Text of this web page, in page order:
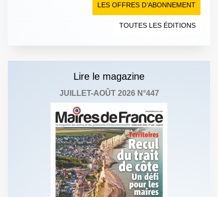
LES OFFRES D’ABONNEMENT
TOUTES LES ÉDITIONS
Lire le magazine
JUILLET-AOÛT 2026 N°447